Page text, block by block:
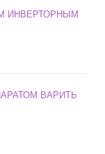
ИНВЕРТОРНЫМ
ВАРИТЬ